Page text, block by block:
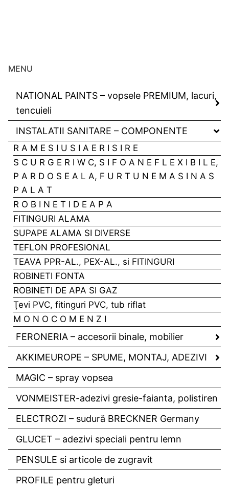
MENU
NATIONAL PAINTS – vopsele PREMIUM, lacuri,
tencuieli
INSTALATII SANITARE – COMPONENTE
R A M E S I U S I A E R I S I R E
S C U R G E R I W C, S I F O A N E F L E X I B I L E,
P A R D O S E A L A, F U R T U N E M A S I N A S
P A L A T
R O B I N E T I D E A P A
FITINGURI ALAMA
SUPAPE ALAMA SI DIVERSE
TEFLON PROFESIONAL
TEAVA PPR-AL., PEX-AL., si FITINGURI
ROBINETI FONTA
ROBINETI DE APA SI GAZ
Ţevi PVC, fitinguri PVC, tub riflat
M O N O C O M E N Z I
FERONERIA – accesorii binale, mobilier
AKKIMEUROPE – SPUME, MONTAJ, ADEZIVI
MAGIC – spray vopsea
VONMEISTER-adezivi gresie-faianta, polistiren
ELECTROZI – sudură BRECKNER Germany
GLUCET – adezivi speciali pentru lemn
PENSULE si articole de zugravit
PROFILE pentru gleturi